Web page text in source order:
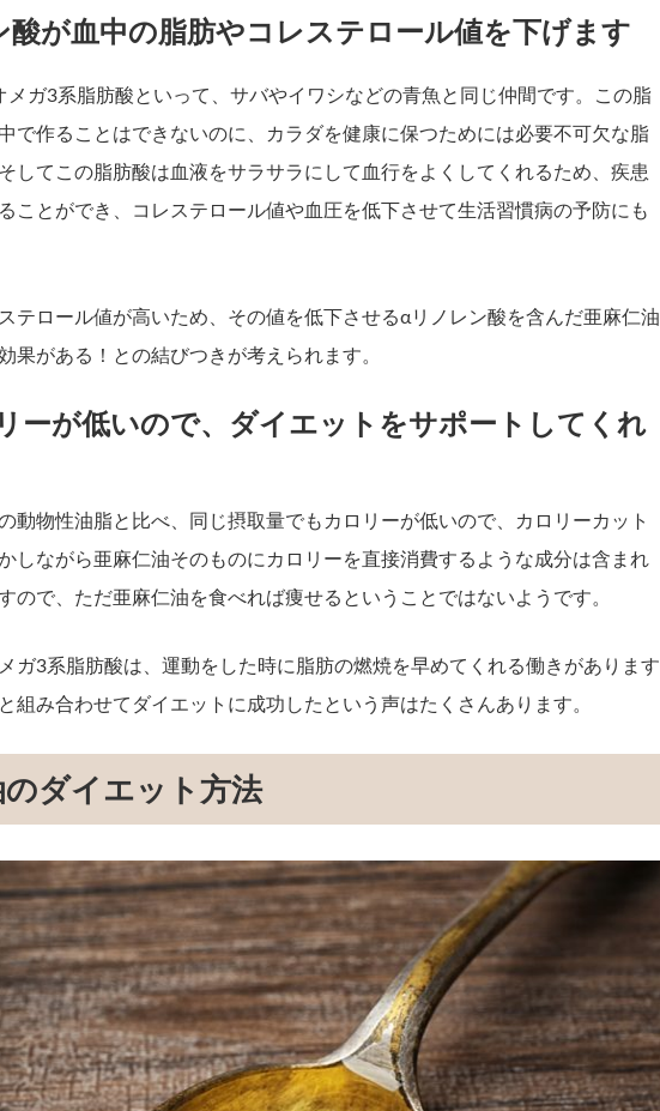
酸が血中の脂肪やコレステロール値を下げます
メガ3系脂肪酸といって、サバやイワシなどの青魚と同じ仲間です。この脂
で作ることはできないのに、カラダを健康に保つためには必要不可欠な脂
してこの脂肪酸は血液をサラサラにして血行をよくしてくれるため、疾患
ことができ、コレステロール値や血圧を低下させて生活習慣病の予防にも
テロール値が高いため、その値を低下させるαリノレン酸を含んだ亜麻仁油
果がある！との結びつきが考えられます。
ーが低いので、ダイエットをサポートしてくれ
動物性油脂と比べ、同じ摂取量でもカロリーが低いので、カロリーカット
しながら亜麻仁油そのものにカロリーを直接消費するような成分は含まれ
ので、ただ亜麻仁油を食べれば痩せるということではないようです。
ガ3系脂肪酸は、運動をした時に脂肪の燃焼を早めてくれる働きがあります
組み合わせてダイエットに成功したという声はたくさんあります。
のダイエット方法